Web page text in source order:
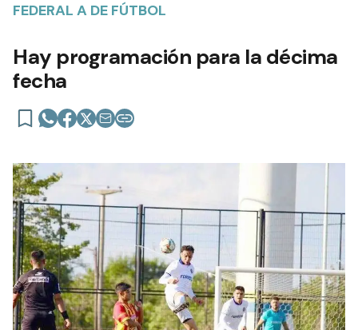
FEDERAL A DE FÚTBOL
Hay programación para la décima
fecha